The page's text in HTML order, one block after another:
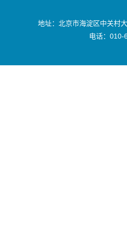
地址：北京市海淀区中关村
电话：